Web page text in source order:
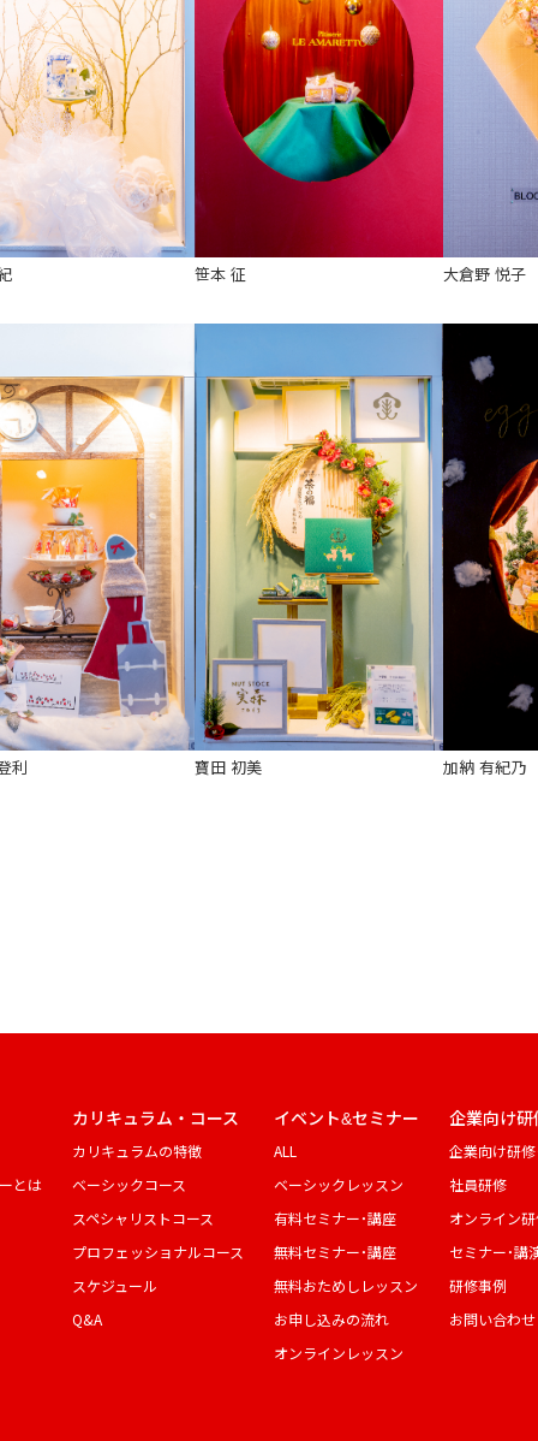
笹本 征 大倉野 悦子
利 寶田 初美 加納 有紀乃
とは
カリキュラム・コース
カリキュラムの特徴
ベーシックコース
スペシャリストコース
プロフェッショナルコース
スケジュール
Q&A
イベント&セミナー
ALL
ベーシックレッスン
有料セミナー・講座
無料セミナー・講座
無料おためしレッスン
お申し込みの流れ
オンラインレッスン
企業向け研
企業向け研修
社員研修
オンライン
セミナー・講
研修事例
お問い合わせ